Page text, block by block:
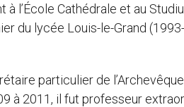
à l’École Cathédrale et au
du lycée Louis-le-Grand
particulier de
à 2011, il fut professeur